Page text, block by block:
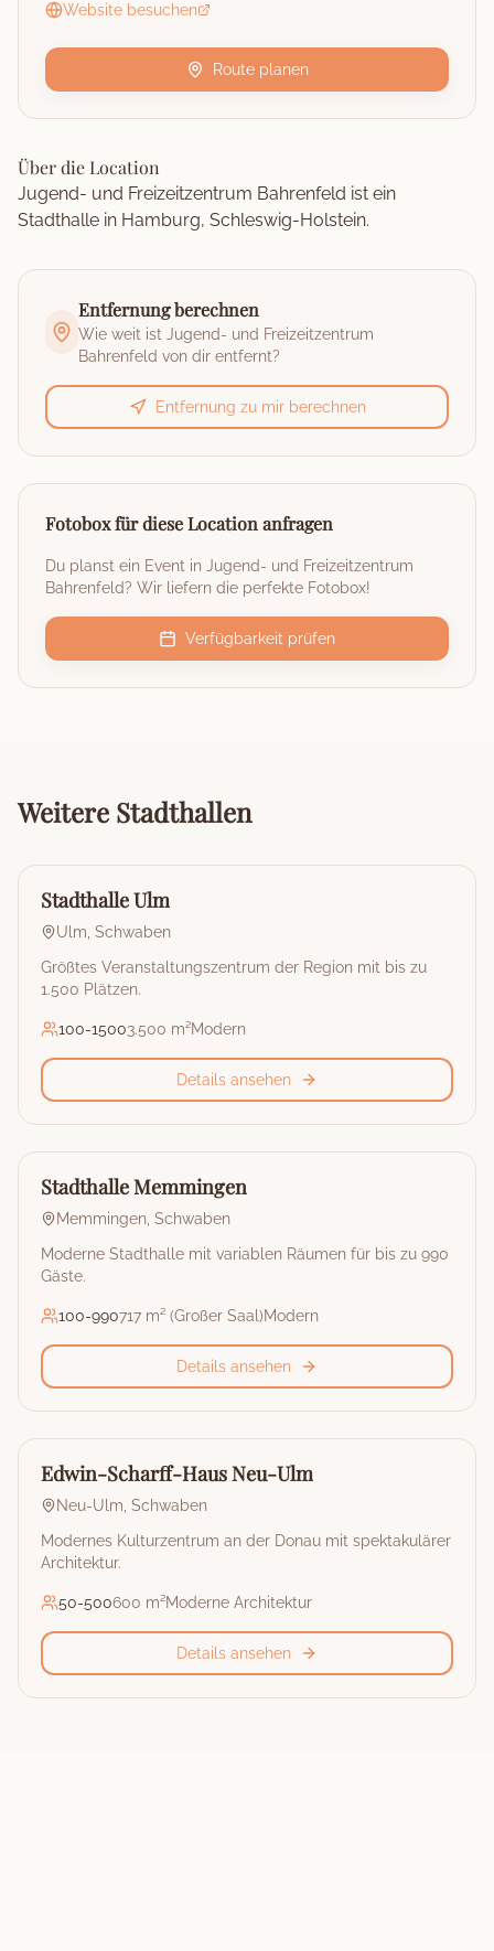
Website besuchen
Route planen
Über die Location
Jugend- und Freizeitzentrum Bahrenfeld ist ein
Stadthalle in Hamburg, Schleswig-Holstein.
Entfernung berechnen
Wie weit ist Jugend- und Freizeitzentrum
Bahrenfeld von dir entfernt?
Entfernung zu mir berechnen
Fotobox für diese Location anfragen
Du planst ein Event in Jugend- und Freizeitzentrum
Bahrenfeld? Wir liefern die perfekte Fotobox!
Verfügbarkeit prüfen
Weitere Stadthallen
🏰
Stadthalle
Stadthalle Ulm
Ulm Schwaben
Größtes Veranstaltungszentrum der Region mit bis zu
1.500 Plätzen.
100-15003.500 m²Modern
Details ansehen
🏰
Stadthalle
Stadthalle Memmingen
Memmingen Schwaben
Moderne Stadthalle mit variablen Räumen für bis zu 990
Gäste.
100-990717 m² (Großer Saal)Modern
Details ansehen
🏰
Stadthalle
Edwin-Scharff-Haus Neu-Ulm
Neu-Ulm Schwaben
Modernes Kulturzentrum an der Donau mit spektakulärer
Architektur.
50-500600 m²Moderne Architektur
Details ansehen